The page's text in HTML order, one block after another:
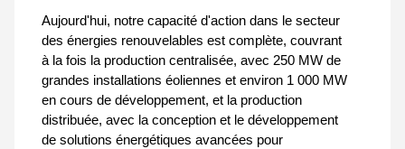
Aujourd'hui, notre capacité d'action dans le secteur
des énergies renouvelables est complète, couvrant
à la fois la production centralisée, avec 250 MW de
grandes installations éoliennes et environ 1 000 MW
en cours de développement, et la production
distribuée, avec la conception et le développement
de solutions énergétiques avancées pour